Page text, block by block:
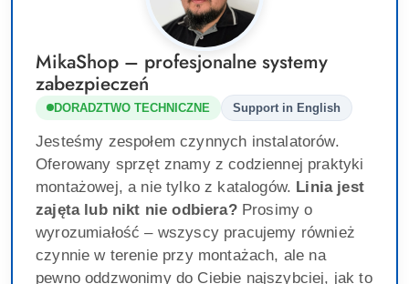
MikaShop – profesjonalne systemy
zabezpieczeń
DORADZTWO TECHNICZNE Support in English
Jesteśmy zespołem czynnych instalatorów.
Oferowany sprzęt znamy z codziennej praktyki
montażowej, a nie tylko z katalogów. Linia jest
zajęta lub nikt nie odbiera?Prosimy o
wyrozumiałość – wszyscy pracujemy również
czynnie w terenie przy montażach, ale na
pewno oddzwonimy do Ciebie najszybciej, jak to